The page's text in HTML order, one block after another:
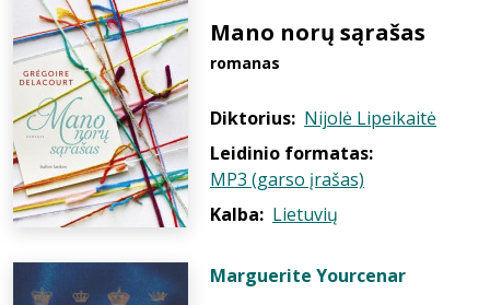
Mano norų sąrašas
romanas
Diktorius: Nijolė Lipeikaitė
Leidinio formatas:
MP3 (garso įrašas)
Kalba: Lietuvių
Marguerite Yourcenar